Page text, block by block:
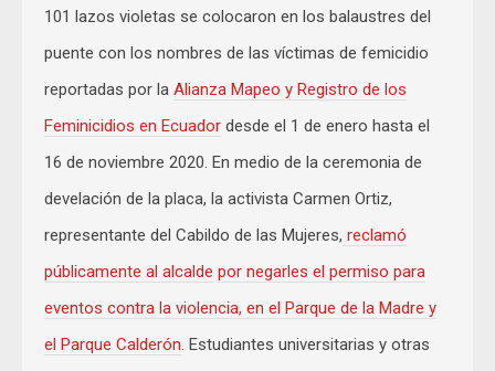
101 lazos violetas se colocaron en los balaustres del
puente con los nombres de las víctimas de femicidio
reportadas por la Alianza Mapeo y Registro de los
Feminicidios en Ecuador desde el 1 de enero hasta el
16 de noviembre 2020. En medio de la ceremonia de
develación de la placa, la activista Carmen Ortiz,
representante del Cabildo de las Mujeres, reclamó
públicamente al alcalde por negarles el permiso para
eventos contra la violencia, en el Parque de la Madre y
el Parque Calderón. Estudiantes universitarias y otras